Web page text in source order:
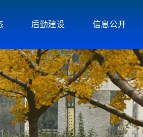
后勤建设 信息公开